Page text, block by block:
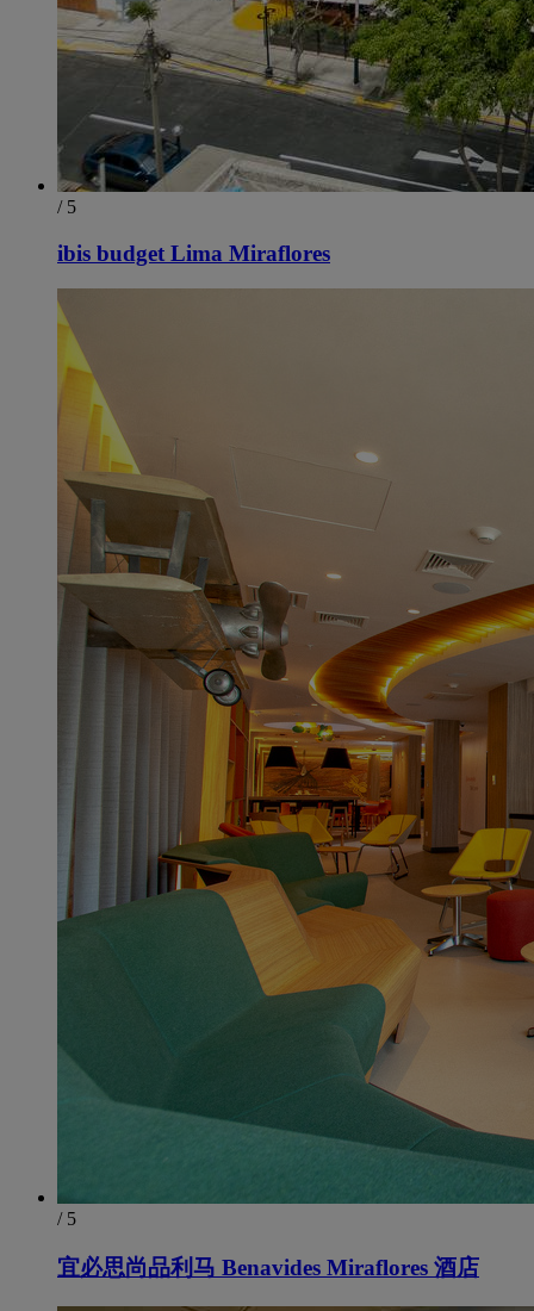
/ 5
ibis budget Lima Miraflores
/ 5
宜必思尚品利马 Benavides Miraflores 酒店